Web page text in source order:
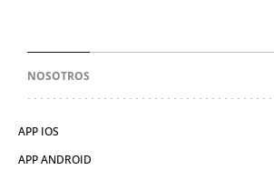
NOSOTROS
APP IOS
APP ANDROID